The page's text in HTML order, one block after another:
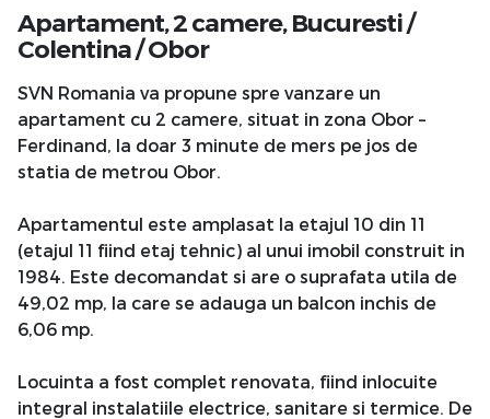
Apartament, 2 camere,Bucuresti/
Colentina/Obor
SVN Romania va propune spre vanzare un
apartament cu 2 camere, situat in zona Obor –
Ferdinand, la doar 3 minute de mers pe jos de
statia de metrou Obor.
Apartamentul este amplasat la etajul 10 din 11
(etajul 11 fiind etaj tehnic) al unui imobil construit in
1984. Este decomandat si are o suprafata utila de
49,02 mp, la care se adauga un balcon inchis de
6,06 mp.
Locuinta a fost complet renovata, fiind inlocuite
integral instalatiile electrice, sanitare si termice. De